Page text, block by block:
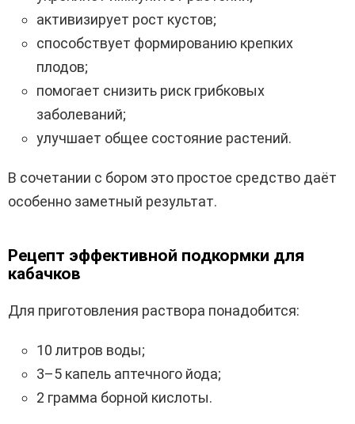
активизирует рост кустов;
способствует формированию крепких
плодов;
помогает снизить риск грибковых
заболеваний;
улучшает общее состояние растений.
В сочетании с бором это простое средство даёт
особенно заметный результат.
Рецепт эффективной подкормки для
кабачков
Для приготовления раствора понадобится:
10 литров воды;
3–5 капель аптечного йода;
2 грамма борной кислоты.